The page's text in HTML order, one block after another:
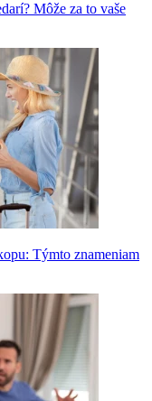
Môže za to vaše
Týmto znameniam